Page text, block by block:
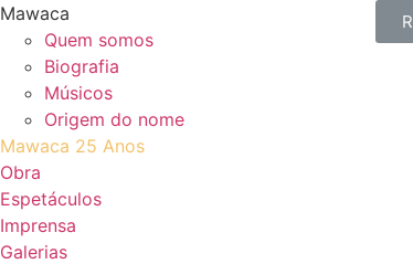
Mawaca
Quem somos
Biografia
Músicos
Origem do nome
Mawaca 25 Anos
Obra
Espetáculos
Imprensa
Galerias